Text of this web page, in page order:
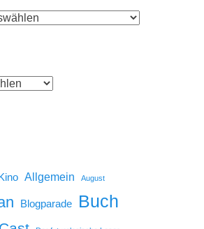
Allgemein August
Blogparade Buch